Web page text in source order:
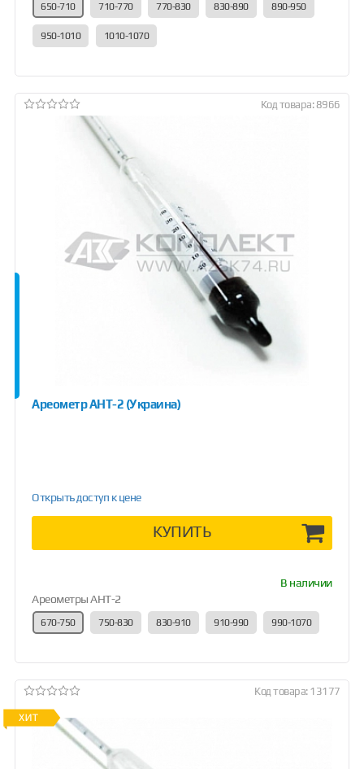
650-710 710-770 770-830 830-890 890-950
950-1010 1010-1070
Код товара: 8966
Ареометр АНТ-2 (Украина)
Открыть доступ к цене
КУПИТЬ
В наличии
Ареометры АНТ-2
670-750 750-830 830-910 910-990 990-1070
Код товара: 13177